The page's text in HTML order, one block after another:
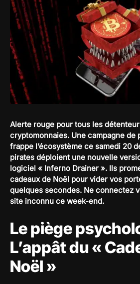
Alerte rouge pour tous les
cryptomonnaies. Une campagne de
frappe l’écosystème ce samedi 20
pirates déploient une nouvelle
logiciel « Inferno Drainer ». Ils
cadeaux de Noël pour vider vos
quelques secondes. Ne connectez
site inconnu ce week-end.
Le piège
L’appât du «
Noël »